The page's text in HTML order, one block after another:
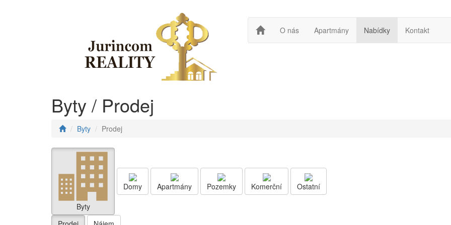
O nás Apartmány Nabídky Kontakt
Byty / Prodej
Byty Prodej
Byty
Domy Apartmány Pozemky Komerční Ostatní